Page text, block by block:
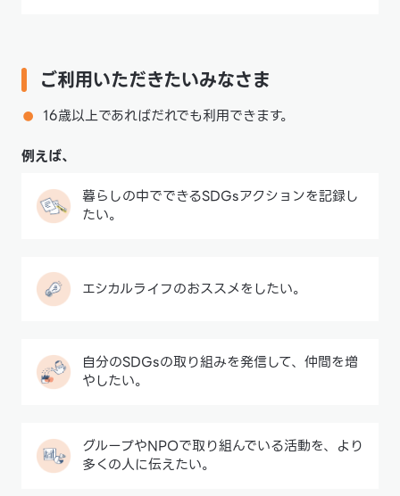
ご利用いただきたいみなさま
16歳以上であればだれでも利用できます。
例えば、
暮らしの中でできるSDGsアクションを記録し
たい。
エシカルライフのおススメをしたい。
自分のSDGsの取り組みを発信して、仲間を増
やしたい。
グループやNPOで取り組んでいる活動を、より
多くの人に伝えたい。